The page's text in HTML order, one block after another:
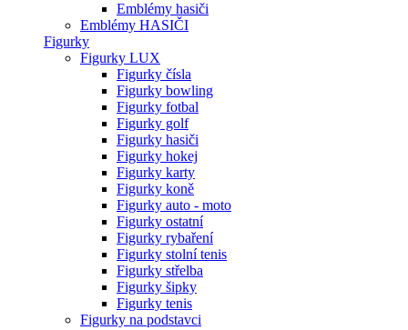
Emblémy hasiči
Emblémy HASIČI
Figurky
Figurky LUX
Figurky čísla
Figurky bowling
Figurky fotbal
Figurky golf
Figurky hasiči
Figurky hokej
Figurky karty
Figurky koně
Figurky auto - moto
Figurky ostatní
Figurky rybaření
Figurky stolní tenis
Figurky střelba
Figurky šipky
Figurky tenis
Figurky na podstavci